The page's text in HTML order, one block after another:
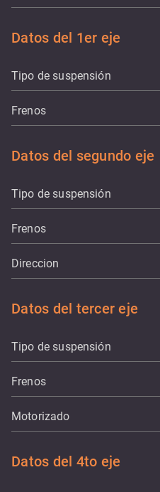
Datos del 1er eje
Tipo de suspensión
Frenos
Datos del segundo eje
Tipo de suspensión
Frenos
Direccion
Datos del tercer eje
Tipo de suspensión
Frenos
Motorizado
Datos del 4to eje